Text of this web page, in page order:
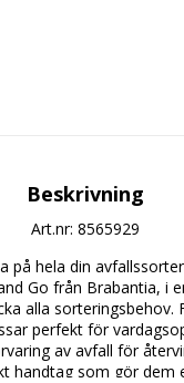
Beskrivning
Art.nr: 8565929
på hela din
Go från Brabantia, i
alla sorteringsbehov.
perfekt för
av avfall för
handtag som gör dem